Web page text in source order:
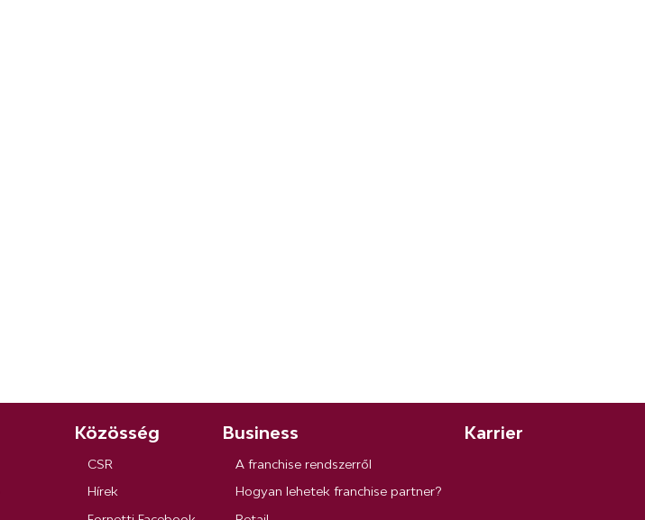
Közösség
CSR
Hírek
Business
A franchise rendszerről
Hogyan lehetek franchise partner?
Karrier